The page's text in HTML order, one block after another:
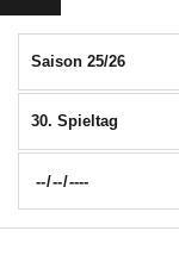
Saison 25/26
30. Spieltag